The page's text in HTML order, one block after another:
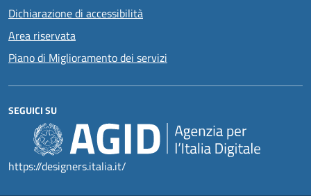
Dichiarazione di accessibilità
Area riservata
Piano di Miglioramento dei servizi
SEGUICI SU
https://designers.italia.it/